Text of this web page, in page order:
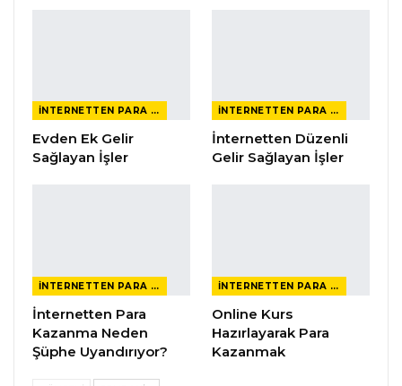
İNTERNETTEN PARA KAZANMAK
Evden Ek Gelir
Sağlayan İşler
İNTERNETTEN PARA KAZANMAK
İnternetten Düzenli
Gelir Sağlayan İşler
İNTERNETTEN PARA KAZANMAK
İnternetten Para
Kazanma Neden
Şüphe Uyandırıyor?
İNTERNETTEN PARA KAZANMAK
Online Kurs
Hazırlayarak Para
Kazanmak